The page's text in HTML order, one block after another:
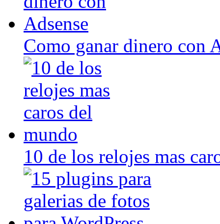
Como ganar dinero con
10 de los relojes mas